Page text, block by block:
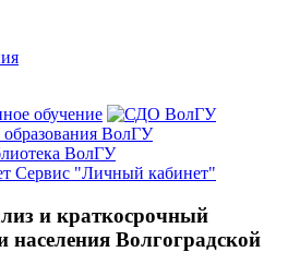
обучение
ВолГУ
ВолГУ
Сервис "Личный кабинет"
и краткосрочный
населения Волгоградской